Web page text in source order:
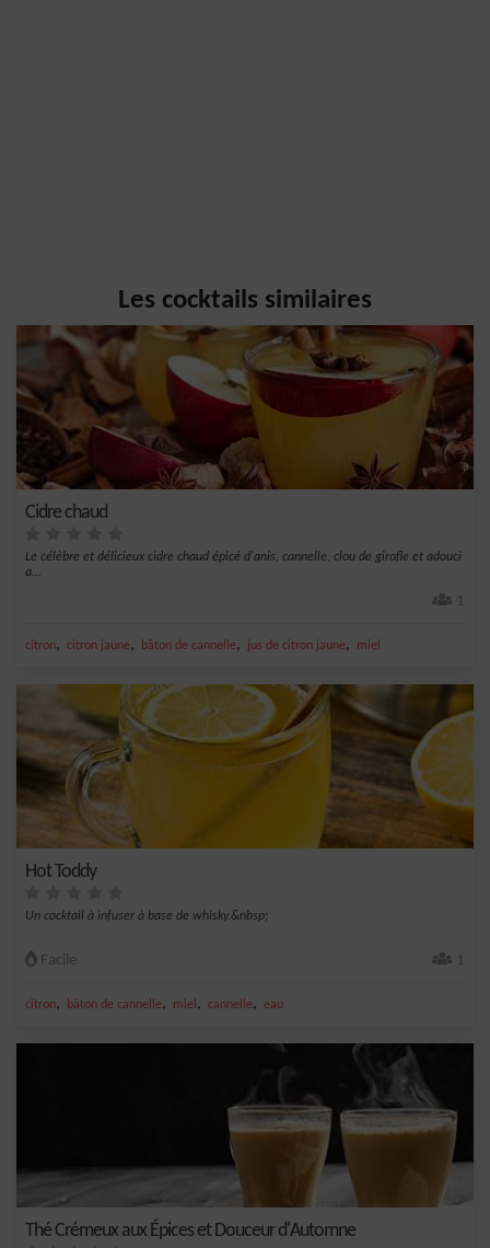
Les cocktails similaires
Cidre chaud
Le célèbre et délicieux cidre chaud épicé d'anis, cannelle, clou de girofle et adouci
a...
1
citron, citron jaune, bâton de cannelle, jus de citron jaune, miel
Hot Toddy
Un cocktail à infuser à base de whisky.&nbsp;
Facile 1
citron, bâton de cannelle, miel , cannelle, eau
Thé Crémeux aux Épices et Douceur d'Automne